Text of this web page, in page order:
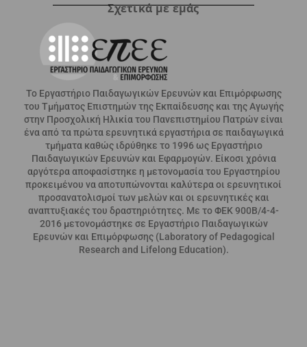
Σχετικά με εμάς
Το Εργαστήριο Παιδαγωγικών Ερευνών και Επιμόρφωσης
του Τμήματος Επιστημών της Εκπαίδευσης και της Αγωγής
στην Προσχολική Ηλικία του Πανεπιστημίου Πατρών είναι
ένα από τα πρώτα ερευνητικά εργαστήρια σε παιδαγωγικά
τμήματα καθώς ιδρύθηκε το 1996 ως Εργαστήριο
Παιδαγωγικών Ερευνών και Εφαρμογών. Είκοσι χρόνια
αργότερα αποφασίστηκε η μετονομασία του Εργαστηρίου
προκειμένου να αποτυπώνονται καλύτερα οι ερευνητικοί
προσανατολισμοί των μελών και οι ερευνητικές και
αναπτυξιακές του δραστηριότητες. Με το ΦΕΚ 900Β/4-4-
2016 μετονομάστηκε σε Εργαστήριο Παιδαγωγικών
Ερευνών και Επιμόρφωσης (Laboratory of Pedagogical
Research and Lifelong Education).